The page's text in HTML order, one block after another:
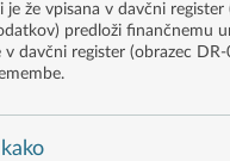
že vpisana v davčni register
predloži finančnemu
v davčni register (obrazec